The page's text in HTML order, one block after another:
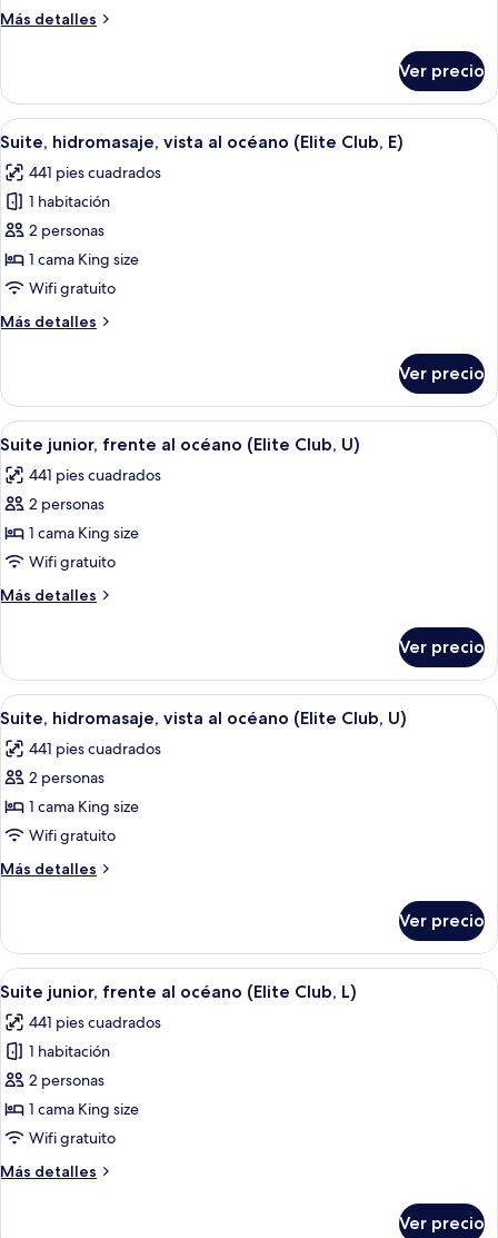
al
Club,
E)
Más detalles
Más
junior,
frente
al
(Elite
Club,
Ver precio
Abrir
todas
las
fotos
de
Suite,
hidromasaje,
al
Club,
E)
Una habitación de hotel moderna
8
Suite, hidromasaje, vista al océano (Elite Club, E)
441 pies cuadrados
1 habitación
2 personas
1 cama King size
Wifi gratuito
Más detalles
Más
hidromasaje,
vista
al
océano
(Elite
Club,
Ver precio
Abrir
todas
las
fotos
de
Suite
junior,
frente
océano
(Elite
Club,
U)
Habitación de hotel con cama,
7
Suite junior, frente al océano (Elite Club, U)
441 pies cuadrados
2 personas
1 cama King size
Wifi gratuito
Más detalles
Más
junior,
frente
al
(Elite
Club,
Ver precio
Abrir
todas
las
fotos
de
Suite,
hidromasaje,
vista
océano
(Elite
Club,
U)
Una habitación de hotel moderna
8
Suite, hidromasaje, vista al océano (Elite Club, U)
441 pies cuadrados
2 personas
1 cama King size
Wifi gratuito
Más detalles
Más
hidromasaje,
vista
al
océano
(Elite
Club,
Ver precio
Abrir
todas
las
fotos
de
Suite
junior,
al
Habitación de hotel con cama,
7
Suite junior, frente al océano (Elite Club, L)
441 pies cuadrados
1 habitación
2 personas
1 cama King size
Wifi gratuito
Más detalles
Más
Ver precio